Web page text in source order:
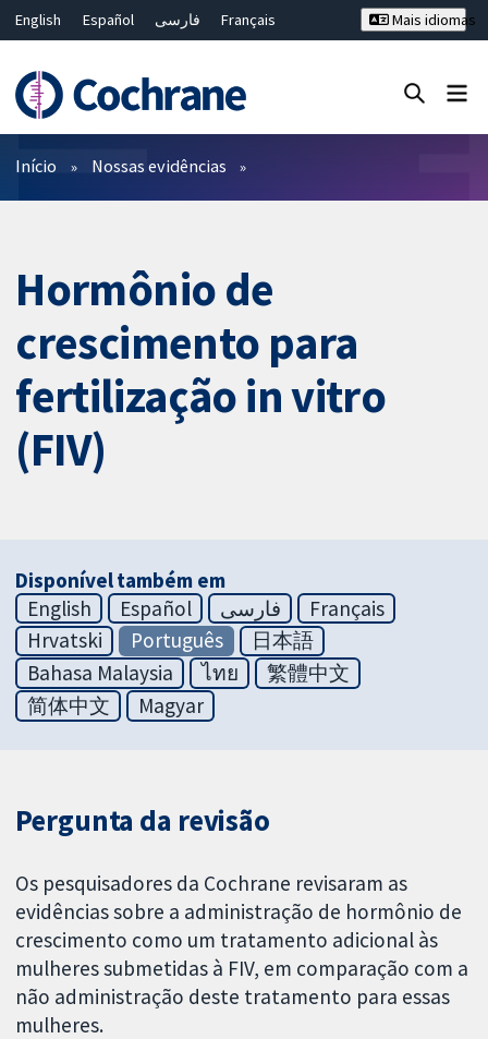
English Español فارسی
Français
Bahasa Malaysia
ไทย 繁體中文
Mais idiomas
Filtros
Início Nossas evidências
Hormônio de
crescimento para
fertilização in vitro
(FIV)
Disponível também em
English
Español فارسی
Français
Hrvatski
Português
日本語
Bahasa Malaysia
ไทย
繁體中文
简体中文
Magyar
Pergunta da revisão
Os pesquisadores da Cochrane revisaram as
evidências sobre a administração de hormônio de
crescimento como um tratamento adicional às
mulheres submetidas à FIV, em comparação com a
não administração deste tratamento para essas
mulheres.